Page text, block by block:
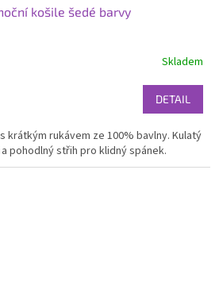
košile šedé barvy
Skladem
DETAIL
krátkým rukávem ze 100% bavlny. Kulatý
pohodlný střih pro klidný spánek.